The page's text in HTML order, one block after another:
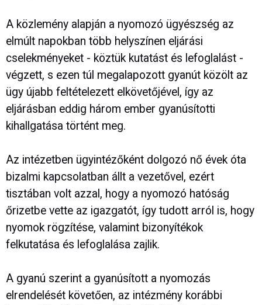
A közlemény alapján a nyomozó ügyészség az
elmúlt napokban több helyszínen eljárási
cselekményeket - köztük kutatást és lefoglalást -
végzett, s ezen túl megalapozott gyanút közölt az
ügy újabb feltételezett elkövetőjével, így az
eljárásban eddig három ember gyanúsítotti
kihallgatása történt meg.
Az intézetben ügyintézőként dolgozó nő évek óta
bizalmi kapcsolatban állt a vezetővel, ezért
tisztában volt azzal, hogy a nyomozó hatóság
őrizetbe vette az igazgatót, így tudott arról is, hogy
nyomok rögzítése, valamint bizonyítékok
felkutatása és lefoglalása zajlik.
A gyanú szerint a gyanúsított a nyomozás
elrendelését követően, az intézmény korábbi